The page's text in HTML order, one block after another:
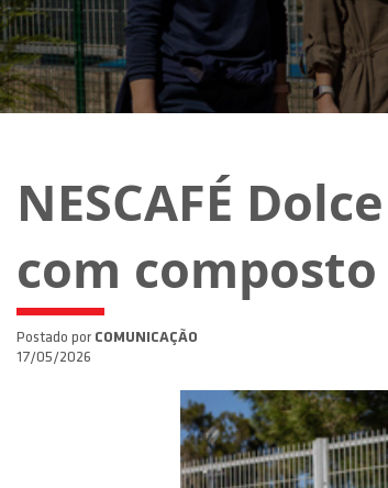
NESCAFÉ
com composto
Postado por COMUNICAÇÃO
17/05/2026